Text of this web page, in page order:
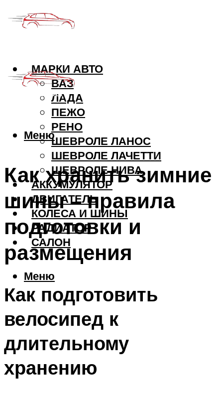
МАРКИ АВТО
ВАЗ
ЛАДА
ПЕЖО
РЕНО
ШЕВРОЛЕ ЛАНОС
ШЕВРОЛЕ ЛАЧЕТТИ
ШЕВРОЛЕ НИВА
АККУМУЛЯТОР
ДВИГАТЕЛЬ
КОЛЕСА И ШИНЫ
РАДИАТОР
САЛОН
Меню
Меню
Как хранить зимние
шины – правила
подготовки и
размещения
Как подготовить
велосипед к
длительному
хранению